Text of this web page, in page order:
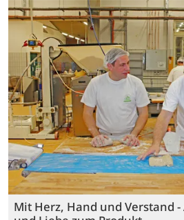
Mit Herz, Hand und Verstand